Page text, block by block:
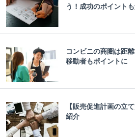
う！成功のポイント
コンビニの商圏は距
移動者もポイントに
【販売促進計画の立
紹介